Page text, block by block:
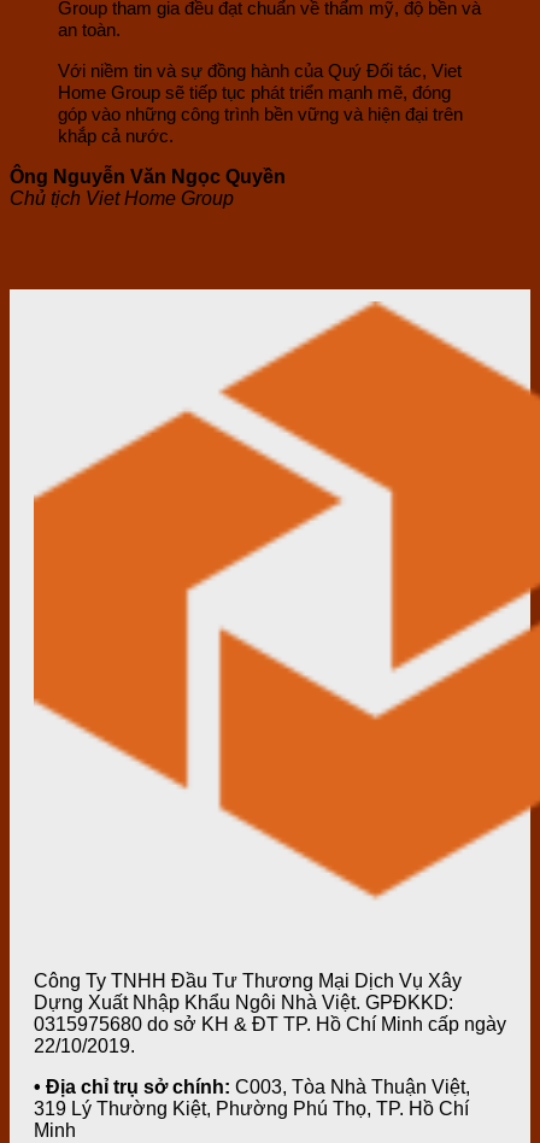
Group tham gia đều đạt chuẩn về thẩm mỹ, độ bền và
an toàn.
Với niềm tin và sự đồng hành của Quý Đối tác, Viet
Home Group sẽ tiếp tục phát triển mạnh mẽ, đóng
góp vào những công trình bền vững và hiện đại trên
khắp cả nước.
Ông Nguyễn Văn Ngọc Quyền
Chủ tịch Viet Home Group
Công Ty TNHH Đầu Tư Thương Mại Dịch Vụ Xây
Dựng Xuất Nhập Khẩu Ngôi Nhà Việt. GPĐKKD:
0315975680 do sở KH & ĐT TP. Hồ Chí Minh cấp ngày
22/10/2019.
• Địa chỉ trụ sở chính: C003, Tòa Nhà Thuận Việt,
319 Lý Thường Kiệt, Phường Phú Thọ, TP. Hồ Chí
Minh